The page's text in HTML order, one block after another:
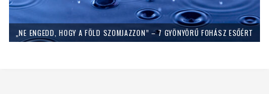
„NE ENGEDD, HOGY A FÖLD SZOMJAZZON” – 7 GYÖNYÖRŰ FOHÁSZ ESŐÉRT